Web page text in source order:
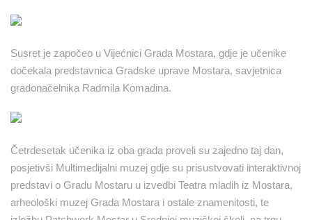
Susret je započeo u Vijećnici Grada Mostara, gdje je učenike
dočekala predstavnica Gradske uprave Mostara, savjetnica
gradonačelnika Radmila Komadina.
Četrdesetak učenika iz oba grada proveli su zajedno taj dan,
posjetivši Multimedijalni muzej gdje su prisustvovati interaktivnoj
predstavi o Gradu Mostaru u izvedbi Teatra mladih iz Mostara,
arheološki muzej Grada Mostara i ostale znamenitosti, te